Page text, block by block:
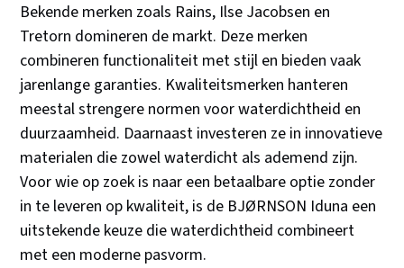
Bekende merken zoals Rains, Ilse Jacobsen en
Tretorn domineren de markt. Deze merken
combineren functionaliteit met stijl en bieden vaak
jarenlange garanties. Kwaliteitsmerken hanteren
meestal strengere normen voor waterdichtheid en
duurzaamheid. Daarnaast investeren ze in innovatieve
materialen die zowel waterdicht als ademend zijn.
Voor wie op zoek is naar een betaalbare optie zonder
in te leveren op kwaliteit, is de BJØRNSON Iduna een
uitstekende keuze die waterdichtheid combineert
met een moderne pasvorm.